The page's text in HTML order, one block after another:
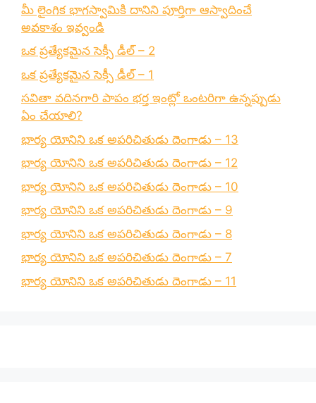
మీ లైంగిక భాగస్వామికి దానిని పూర్తిగా ఆస్వాదించే
అవకాశం ఇవ్వండి
ఒక ప్రత్యేకమైన సెక్సీ డీల్ – 2
ఒక ప్రత్యేకమైన సెక్సీ డీల్ – 1
సవితా వదినగారి పాపం భర్త ఇంట్లో ఒంటరిగా ఉన్నప్పుడు
ఏం చేయాలి?
భార్య యోనిని ఒక అపరిచితుడు దెంగాడు – 13
భార్య యోనిని ఒక అపరిచితుడు దెంగాడు – 12
భార్య యోనిని ఒక అపరిచితుడు దెంగాడు – 10
భార్య యోనిని ఒక అపరిచితుడు దెంగాడు – 9
భార్య యోనిని ఒక అపరిచితుడు దెంగాడు – 8
భార్య యోనిని ఒక అపరిచితుడు దెంగాడు – 7
భార్య యోనిని ఒక అపరిచితుడు దెంగాడు – 11